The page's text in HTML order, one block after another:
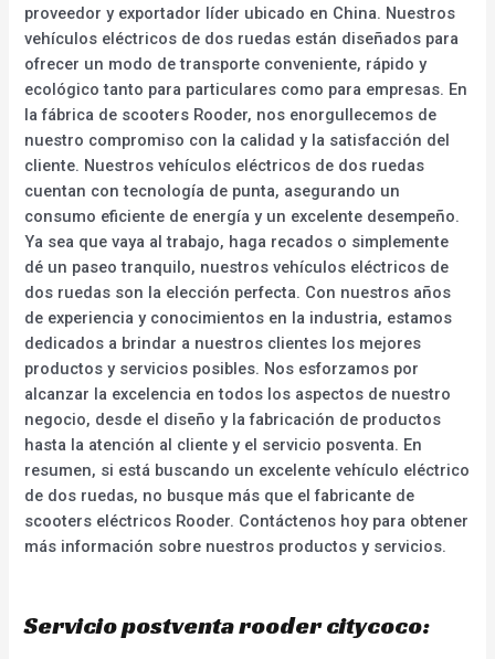
proveedor y exportador líder ubicado en China. Nuestros
vehículos eléctricos de dos ruedas están diseñados para
ofrecer un modo de transporte conveniente, rápido y
ecológico tanto para particulares como para empresas. En
la fábrica de scooters Rooder, nos enorgullecemos de
nuestro compromiso con la calidad y la satisfacción del
cliente. Nuestros vehículos eléctricos de dos ruedas
cuentan con tecnología de punta, asegurando un
consumo eficiente de energía y un excelente desempeño.
Ya sea que vaya al trabajo, haga recados o simplemente
dé un paseo tranquilo, nuestros vehículos eléctricos de
dos ruedas son la elección perfecta. Con nuestros años
de experiencia y conocimientos en la industria, estamos
dedicados a brindar a nuestros clientes los mejores
productos y servicios posibles. Nos esforzamos por
alcanzar la excelencia en todos los aspectos de nuestro
negocio, desde el diseño y la fabricación de productos
hasta la atención al cliente y el servicio posventa. En
resumen, si está buscando un excelente vehículo eléctrico
de dos ruedas, no busque más que el fabricante de
scooters eléctricos Rooder. Contáctenos hoy para obtener
más información sobre nuestros productos y servicios.
Servicio postventa rooder citycoco: